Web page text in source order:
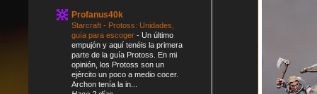
Profanus40k
Starcraft - Protoss: Unidades,
guía para escoger - Un último
empujón y aquí tenéis la primera
parte de la guía Protoss. En mi
opinión, los Protoss son un
ejército un poco a medio cocer.
Archon tenía la in...